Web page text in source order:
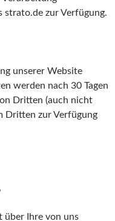
strato.de zur Verfügung.
unserer Website
werden nach 30 Tagen
Dritten (auch nicht
Dritten zur Verfügung
über Ihre von uns